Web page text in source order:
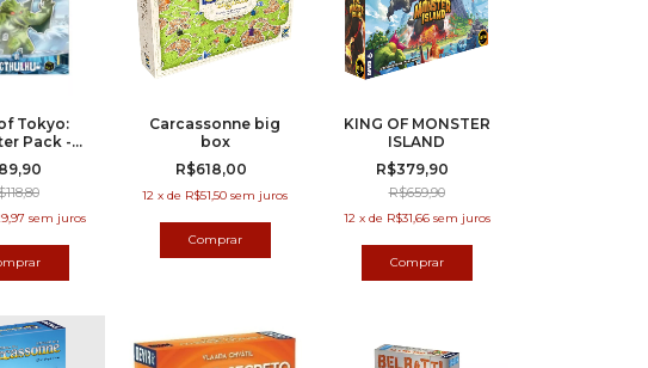
Tokyo:
Pack -
sem juros
Carcassonne big
box
R$618,00
12 x de R$51,50 sem juros
KING OF MONSTER
ISLAND
R$379,90
R$659,90
12 x de R$31,66 sem juros